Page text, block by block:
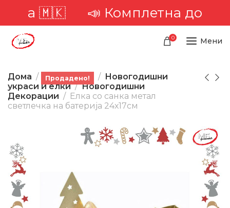
🇲🇰 📣 Комплетна
0 Мени
Дома Производи
Новогодишни
украси и елки
Новогодишни
Декорации
Елка со санка метал
светлечка на батерија 24х17см
Продадено!